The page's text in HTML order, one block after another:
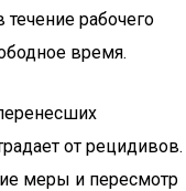
течение рабочего
время.
от рецидивов.
меры и пересмотр